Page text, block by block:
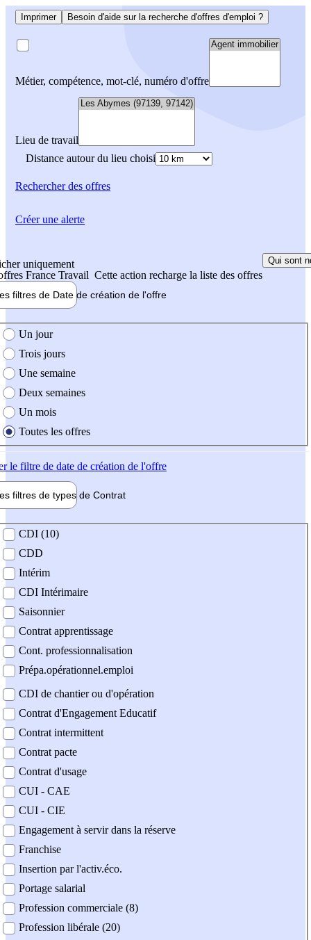
Imprimer Besoin d'aide sur la recherche d'offres d'emploi ?
Métier, compétence, mot-clé, numéro d'offre
Lieu de travail
Distance autour du lieu choisi
Rechercherdes offres
uniquement
France Travail Cette action recharge la liste des offres
Qui sont
filtres de Date de création de l'offre
création de l'offre
Un jour
Trois jours
Une semaine
Deux semaines
Un mois
Toutes les offres
le filtre de date de création de l'offre
filtres de types de Contrat
contrat
CDI (10)
CDD
Intérim
CDI Intérimaire
Saisonnier
Contrat apprentissage
Cont. professionnalisation
Prépa.opérationnel.emploi
CDI de chantier ou d'opération
Contrat d'Engagement Educatif
Contrat intermittent
Contrat pacte
Contrat d'usage
CUI - CAE
CUI - CIE
Engagement à servir dans la réserve
Franchise
Insertion par l'activ.éco.
Portage salarial
Profession commerciale (8)
Profession libérale (20)
Créer une alerte